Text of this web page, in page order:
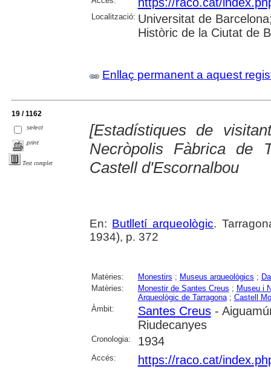
Localització: Universitat de
Històric de la Ciutat de
Enllaç permanent a aquest
19 / 1162
select
print
Text complet
[Estadístiques de
Necròpolis Fàbrica de
Castell d'Escornalbou
En: Butlletí arqueològic.
1934), p. 372
Matèries: Monestirs ; Museus arqueològics ;
Matèries:
Monestir de Santes Creus ; Museu i
Arqueològic de Tarragona; Castell
Àmbit:
Santes Creus-
Riudecanyes
Cronologia: 1934
Accés: https://raco.cat/